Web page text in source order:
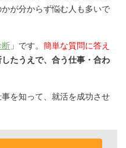
が分からず悩む人も多いで
断 」です。 簡単な質問に答え
たうえで、合う仕事・合わ
を知って、就活を成功させ